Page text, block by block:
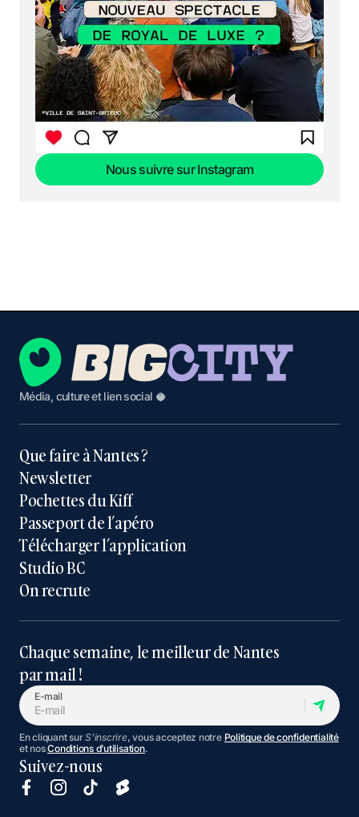
Nous suivre sur Instagram
Média, culture et lien social 🥥
Que faire à Nantes ?
Newsletter
Pochettes du Kiff
Passeport de l’apéro
Télécharger l’application
Studio BC
On recrute
Chaque semaine, le meilleur de Nantes
par mail !
E-mail
En cliquant surS'inscrire, vous acceptez notre Politique de confidentialité
et nosConditions d’utilisation.
Suivez-nous